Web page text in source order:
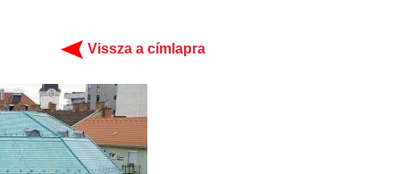
Vissza a címlapra